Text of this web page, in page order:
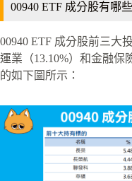
00940 ETF 成分股有哪
00940 ETF 成分股前三大
運業（13.10%）和金融保
的如下圖所示：